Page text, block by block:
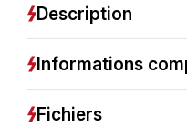
Description
Informations
Fichiers